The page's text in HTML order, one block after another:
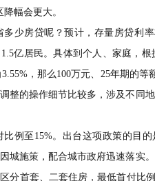
幅会更大。
少房贷呢？预计，存量房贷利
亿居民。具体到个人、家庭，
，那么100万元、25年期的
整的操作细节比较多，涉及不同
例至15%。出台这项政策的目
城施策，配合城市政府迅速落实
分首套、二套住房，最低首付比